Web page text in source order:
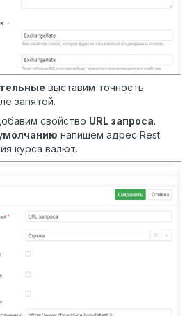
выставим точность
запятой.
свойство URL запроса.
напишем адрес Rest
курса валют.